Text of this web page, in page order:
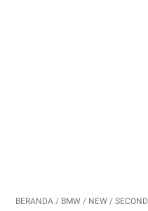
BERANDA / BMW / NEW / SECOND